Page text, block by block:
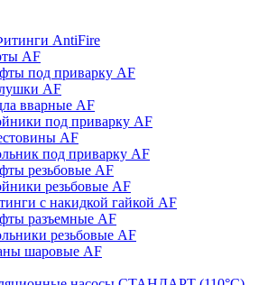
AntiFire
AF
под приварку AF
AF
вварные AF
под приварку AF
AF
под приварку AF
резьбовые AF
резьбовые AF
с накидкой гайкой AF
разъемные AF
резьбовые AF
шаровые AF